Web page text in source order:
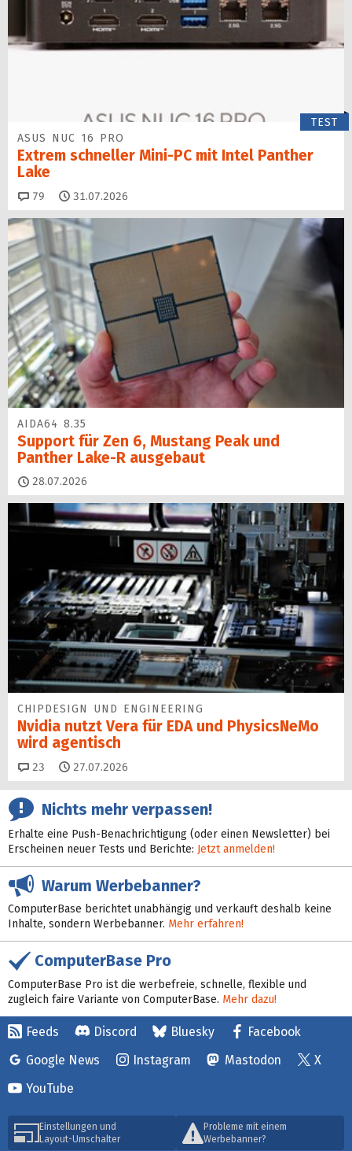
TEST
ASUS NUC 16 PRO
Extrem schneller Mini-PC mit Intel Panther
Lake
79 Kommentare
31.07.2026
AIDA64 8.35
Support für Zen 6, Mustang Peak und
Panther Lake-R ausgebaut
28.07.2026
CHIPDESIGN UND ENGINEERING
Nvidia nutzt Vera für EDA und PhysicsNeMo
wird agentisch
23 Kommentare
27.07.2026
Nichts mehr verpassen!
Erhalte eine Push-Benachrichtigung (oder einen Newsletter) bei
Erscheinen neuer Tests und Berichte: Jetzt anmelden!
Warum Werbebanner?
ComputerBase berichtet unabhängig und verkauft deshalb keine
Inhalte, sondern Werbebanner. Mehr erfahren!
ComputerBase Pro
ComputerBase Pro ist die werbefreie, schnelle, flexible und
zugleich faire Variante von ComputerBase. Mehr dazu!
Feeds Discord Bluesky
Facebook
Google News
Instagram Mastodon
X
YouTube
Einstellungen und
Layout-Umschalter
Probleme mit einem
Werbebanner?